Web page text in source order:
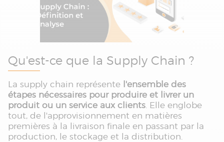
Qu'est-ce que la Supply Chain ?
La supply chain représente l'ensemble des
étapes nécessaires pour produire et livrer un
produit ou un service aux clients. Elle englobe
tout, de l'approvisionnement en matières
premières à la livraison finale en passant par la
production, le stockage et la distribution.